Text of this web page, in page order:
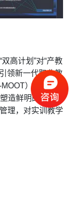
高计划”对“产教
领新一代职业教
），努力
造鲜明的MOOT
理，对实训教学